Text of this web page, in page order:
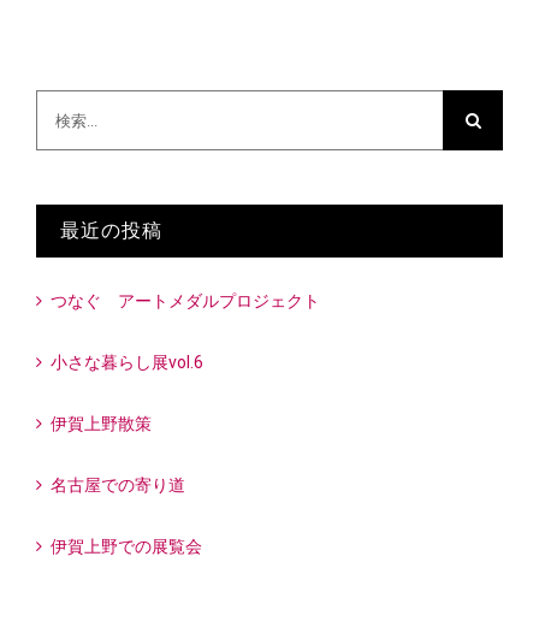
最近の投稿
つなぐ アートメダルプロジェクト
小さな暮らし展vol.6
伊賀上野散策
名古屋での寄り道
伊賀上野での展覧会